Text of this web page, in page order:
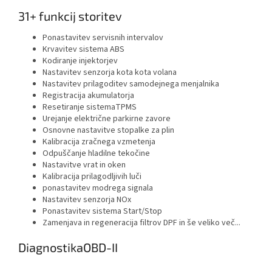
31+ funkcij storitev
Ponastavitev servisnih intervalov
Krvavitev sistema ABS
Kodiranje injektorjev
Nastavitev senzorja kota kota volana
Nastavitev prilagoditev samodejnega menjalnika
Registracija akumulatorja
Resetiranje sistemaTPMS
Urejanje električne parkirne zavore
Osnovne nastavitve stopalke za plin
Kalibracija zračnega vzmetenja
Odpuščanje hladilne tekočine
Nastavitve vrat in oken
Kalibracija prilagodljivih luči
ponastavitev modrega signala
Nastavitev senzorja NOx
Ponastavitev sistema Start/Stop
Zamenjava in regeneracija filtrov DPF in še veliko več...
DiagnostikaOBD-II